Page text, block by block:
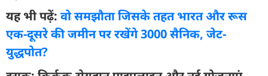
यह भी पढ़ें: वो समझौता जिसके तहत भारत और रूस
एक-दूसरे की जमीन पर रखेंगे 3000 सैनिक, जेट-
युद्धपोत?